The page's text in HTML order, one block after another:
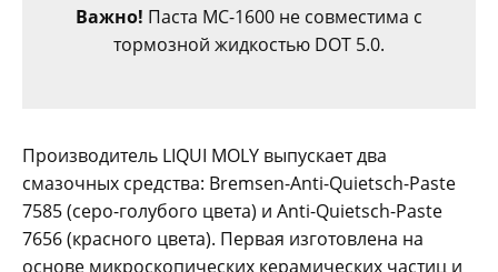
Важно! Паста МС-1600 не совместима с
тормозной жидкостью DOT 5.0.
Производитель LIQUI MOLY выпускает два
смазочных средства: Bremsen-Anti-Quietsch-Paste
7585 (серо-голубого цвета) и Anti-Quietsch-Paste
7656 (красного цвета). Первая изготовлена на
основе микроскопических керамических частиц и